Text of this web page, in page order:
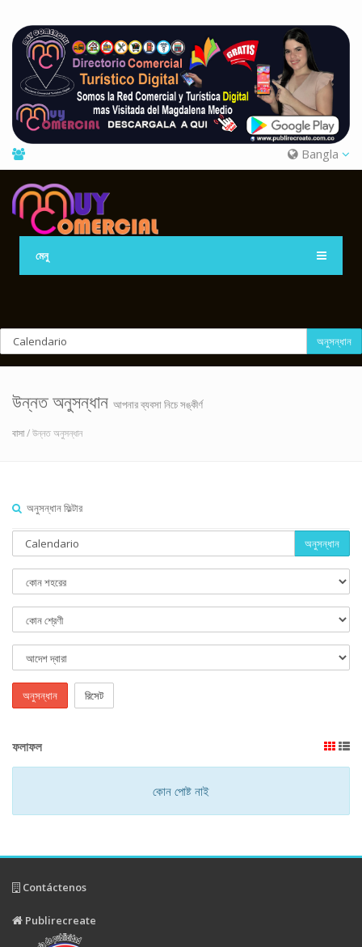
Bangla
মেনু
অনুসন্ধান
উন্নত অনুসন্ধান আপনার ব্যবসা নিচে সঙ্কীর্ণ
বাসা/ উন্নত অনুসন্ধান
অনুসন্ধান ফিল্টার
অনুসন্ধান
অনুসন্ধান রিসেট
ফলাফল
কোন পোষ্ট নাই
Contáctenos
Publirecreate